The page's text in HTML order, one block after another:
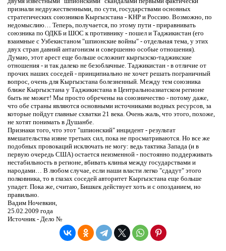
признали недружественными, по сути, государствами основных
стратегических союзников Кыргызстана - КНР и Россию. Возможно, по
недомыслию… Теперь, получается, по этому пути - приравнивать
союзника по ОДКБ и ШОС к противнику - пошел и Таджикистан (его
взаимные с Узбекистаном "шпионские войны" - отдельная тема, у этих
двух стран давний антагонизм и совершенно особые отношения).
Думаю, этот арест еще больше осложнит кыргызско-таджикские
отношения - и так далеко не безоблачные. Таджикистан - в отличие от
прочих наших соседей - принципиально не хочет решать пограничный
вопрос, очень для Кыргызстана болезненный. Между тем союзника
ближе Кыргызстана у Таджикистана в Центральноазиатском регионе
быть не может! Мы просто обречены на союзничество - потому даже,
что обе страны являются основными источниками водных ресурсов, за
которые пойдут главные схватки 21 века. Очень жаль, что этого, похоже,
не хотят понимать в Душанбе.
Признаки того, что этот "шпионский" инцидент - результат
вмешательства извне третьих сил, пока не просматриваются. Но все же
подобных провокаций исключать не могу: ведь тактика Запада (и в
первую очередь США) остается неизменной - постоянно поддерживать
нестабильность в регионе, вбивать клинья между государствами и
народами… В любом случае, если наши власти легко "сдадут" этого
полковника, то в глазах соседей авторитет Кыргызстана еще больше
упадет. Пока же, считаю, Бишкек действует хоть и с опозданием, но
правильно.
Вадим Ночевкин,
25.02.2009 года
Источник - Дело №